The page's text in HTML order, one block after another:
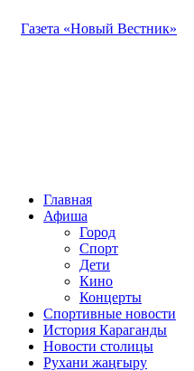
Газета «Новый Вестник»
Главная
Афиша
Город
Спорт
Дети
Кино
Концерты
Спортивные новости
История Караганды
Новости столицы
Рухани жаңғыру